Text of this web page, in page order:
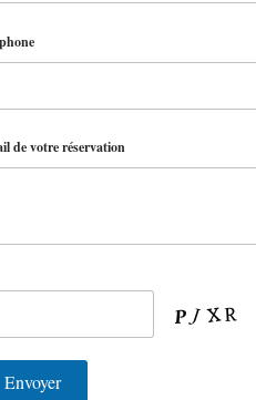
de votre réservation